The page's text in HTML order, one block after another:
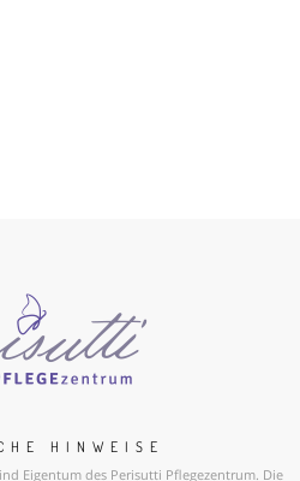
HINWEISE
Eigentum des Perisutti Pflegezentrum. Die